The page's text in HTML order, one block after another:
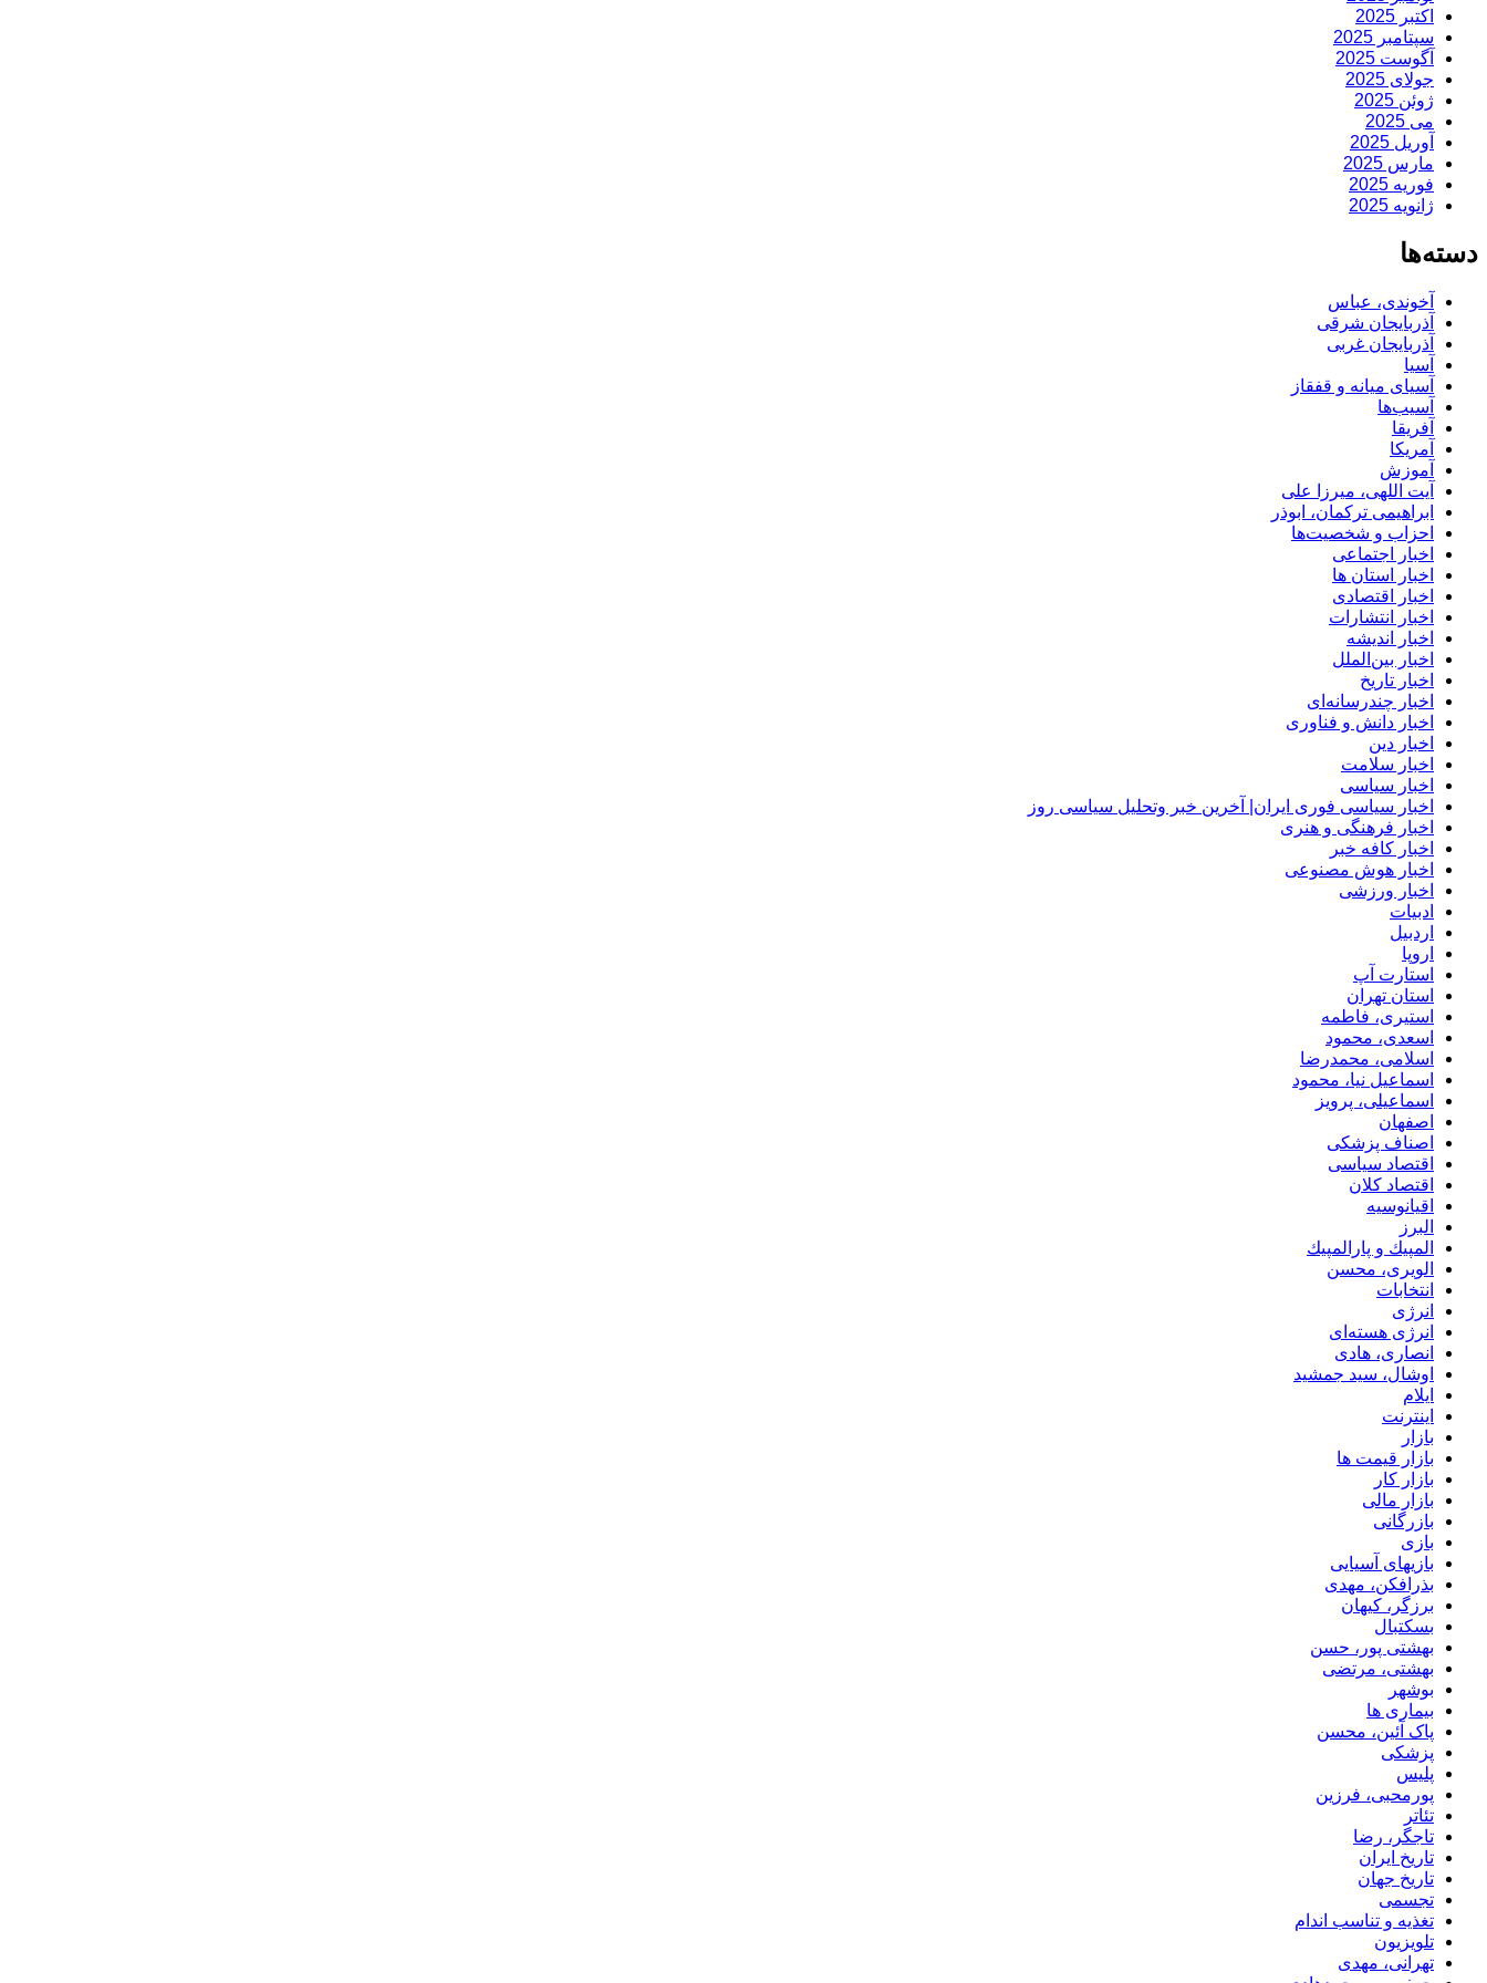
اکتبر 2025
سپتامبر 2025
آگوست 2025
جولای 2025
ژوئن 2025
می 2025
آوریل 2025
مارس 2025
فوریه 2025
ژانویه 2025
دسته‌ها
آخوندی، عباس
آذربایجان شرقی
آذربایجان غربی
آسیا
آسیای میانه و قفقاز
آسیب‌ها
آفریقا
آمریکا
آموزش
آیت اللهی، میرزا علی
ابراهیمی ترکمان، ابوذر
احزاب و شخصیت‌ها
اخبار اجتماعی
اخبار استان ها
اخبار اقتصادی
اخبار انتشارات
اخبار اندیشه
اخبار بین‌الملل
اخبار تاریخ
اخبار چندرسانه‌ای
اخبار دانش و فناوری
اخبار دین
اخبار سلامت
اخبار سیاسی
اخبار سیاسی فوری ایران| آخرین خبر وتحلیل سیاسی روز
اخبار فرهنگی و هنری
اخبار کافه خبر
اخبار هوش مصنوعی
اخبار ورزشی
ادبیات
اردبیل
اروپا
استارت آپ
استان تهران
استیری، فاطمه
اسعدی، محمود
اسلامی، محمدرضا
اسماعیل نیا، محمود
اسماعیلی، پرویز
اصفهان
اصناف پزشکی
اقتصاد سیاسی
اقتصاد کلان
اقیانوسیه
البرز
المپيك و پارالمپيك
الویری، محسن
انتخابات
انرژی
انرژی هسته‌ای
انصاری، هادی
اوشال، سید جمشید
ایلام
اینترنت
بازار
بازار قیمت ها
بازار کار
بازار مالی
بازرگانی
بازی
بازیهای آسیایی
بذرافکن، مهدی
برزگر، کیهان
بسکتبال
بهشتی پور، حسن
بهشتی، مرتضی
بوشهر
بیماری ها
پاک آئین، محسن
پزشکی
پلیس
پورمحبی، فرزین
تئاتر
تاجگر، رضا
تاریخ ایران
تاریخ جهان
تجسمی
تغذیه و تناسب اندام
تلویزیون
تهرانی، مهدی